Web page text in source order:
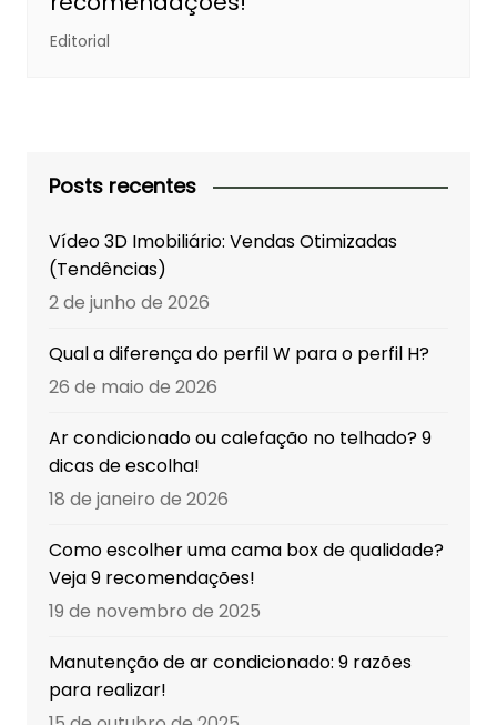
Editorial
Posts recentes
Vídeo 3D Imobiliário: Vendas Otimizadas
(Tendências)
2 de junho de 2026
Qual a diferença do perfil W para o perfil H?
26 de maio de 2026
Ar condicionado ou calefação no telhado? 9
dicas de escolha!
18 de janeiro de 2026
Como escolher uma cama box de qualidade?
Veja 9 recomendações!
19 de novembro de 2025
Manutenção de ar condicionado: 9 razões
para realizar!